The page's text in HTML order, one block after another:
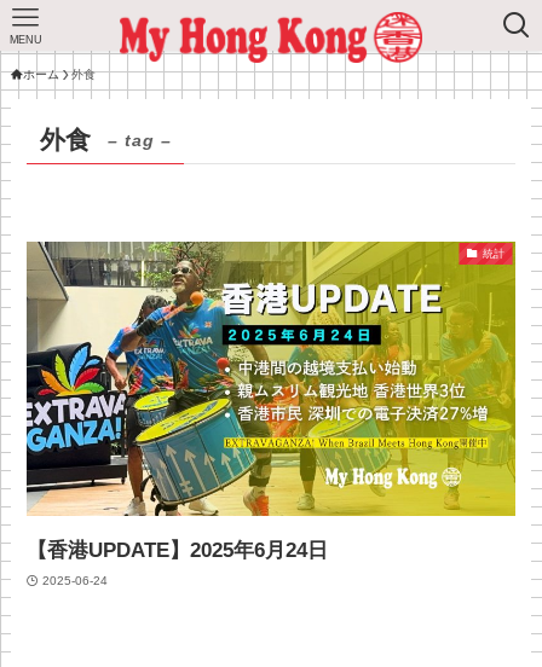
MENU
ホーム 外食
外食 – tag –
統計
【香港UPDATE】2025年6月24日
2025-06-24